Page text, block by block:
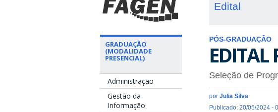
GRADUAÇÃO
(MODALIDADE
PRESENCIAL)
Administração
Gestão da
Informação
Edital
PÓS-GRADUAÇÃO
EDITAL
Seleção de
por Julia Silva
Publicado: 20/05/2024 -